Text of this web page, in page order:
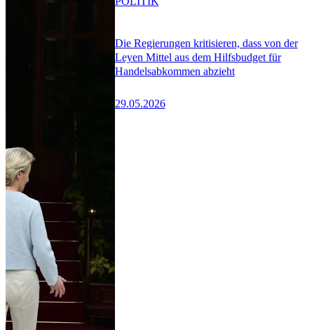
Die Regierungen kritisieren, dass von der
Leyen Mittel aus dem Hilfsbudget für
Handelsabkommen abzieht
29.05.2026